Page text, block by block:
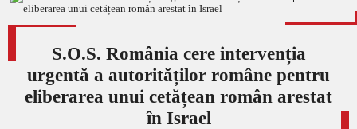
S.O.S. România cere intervenția
urgentă a autorităților române pentru
eliberarea unui cetățean român arestat
în Israel